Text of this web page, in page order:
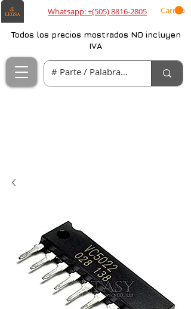
Whatsapp: +(505) 8816-2805 Carrito
Todos los precios mostrados NO incluyen
IVA